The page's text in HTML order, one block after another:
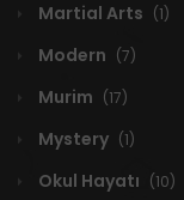
Martial Arts (1)
Modern (7)
Murim (17)
Mystery (1)
Okul Hayatı (10)